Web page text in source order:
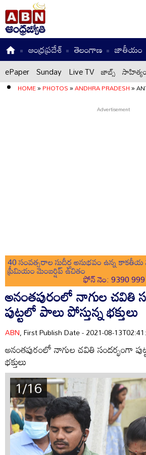
ఆంధ్రప్రదేశ్ తెలంగాణ జాతీయం
ePaper Sunday Live TV జాబ్స్ సాహిత్యం
HOME»PHOTOS»ANDHRA PRADESH»
40 సంవత్సరాల సుదీర్ఘ అనుభవం ఉన్న కాకతీయ
ప్రీమియం మెంబర్షిప్ ఉచితం
ఫోన్ నెం: 9390
అనంతపురంలో నాగుల చవితి
పుట్టలో పాలు పోస్తున్న భక్తులు
ABN, First Publish Date - 2021-08-
అనంతపురంలో నాగుల చవితి సందర్భంగా
భక్తులు
1/16